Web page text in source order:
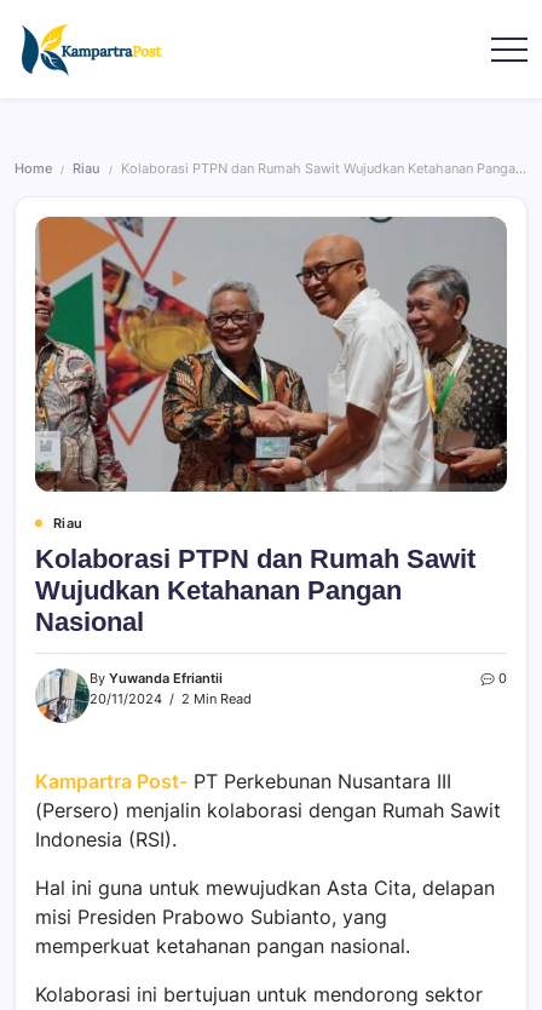
Home / Riau / Kolaborasi PTPN dan Rumah Sawit Wujudkan Ketahanan Pangan Nasional
Riau
Kolaborasi PTPN dan Rumah Sawit
Wujudkan Ketahanan Pangan
Nasional
By Yuwanda Efriantii
20/11/2024
2 Min Read
0
Kampartra Post- PT Perkebunan Nusantara III
(Persero) menjalin kolaborasi dengan Rumah Sawit
Indonesia (RSI).
Hal ini guna untuk mewujudkan Asta Cita, delapan
misi Presiden Prabowo Subianto, yang
memperkuat ketahanan pangan nasional.
Kolaborasi ini bertujuan untuk mendorong sektor